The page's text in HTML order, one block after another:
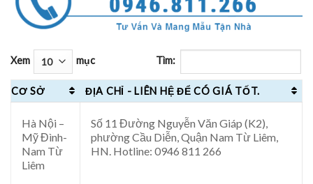
Xem mục Tìm:
CƠ SỞ ĐỊA CHỈ - LIÊN HỆ ĐỂ CÓ GIÁ TỐT.
Hà Nội –
Mỹ Đình-
Nam Từ
Liêm
Số 11 Đường Nguyễn Văn Giáp (K2),
phường Cầu Diễn, Quận Nam Từ Liêm,
HN. Hotline: 0946 811 266